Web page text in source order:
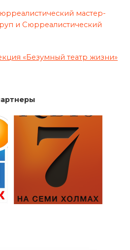
мастер-
и Сюрреалистический
«Безумный театр жизни»